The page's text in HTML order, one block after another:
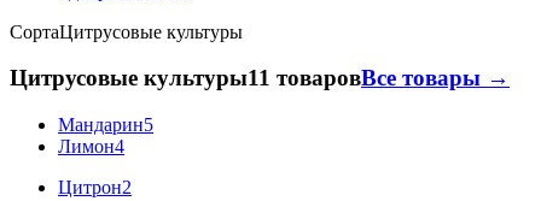
СортаЦитрусовые культуры
Цитрусовые культуры11 товаровВсе товары →
Мандарин5
Лимон4
Цитрон2